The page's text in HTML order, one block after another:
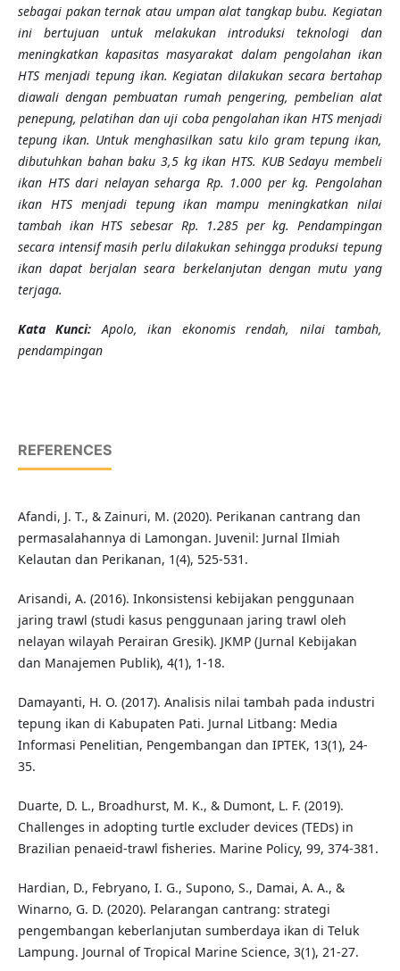
sebagai pakan ternak atau umpan alat tangkap bubu. Kegiatan
ini bertujuan untuk melakukan introduksi teknologi dan
meningkatkan kapasitas masyarakat dalam pengolahan ikan
HTS menjadi tepung ikan. Kegiatan dilakukan secara bertahap
diawali dengan pembuatan rumah pengering, pembelian alat
penepung, pelatihan dan uji coba pengolahan ikan HTS menjadi
tepung ikan. Untuk menghasilkan satu kilo gram tepung ikan,
dibutuhkan bahan baku 3,5 kg ikan HTS. KUB Sedayu membeli
ikan HTS dari nelayan seharga Rp. 1.000 per kg. Pengolahan
ikan HTS menjadi tepung ikan mampu meningkatkan nilai
tambah ikan HTS sebesar Rp. 1.285 per kg.Pendampingan
secara intensif masih perlu dilakukan sehingga produksi tepung
ikan dapat berjalan seara berkelanjutan dengan mutu yang
terjaga.
Kata Kunci: Apolo, ikan ekonomis rendah, nilai tambah,
pendampingan
REFERENCES
Afandi, J. T., & Zainuri, M. (2020). Perikanan cantrang dan
permasalahannya di Lamongan. Juvenil: Jurnal Ilmiah
Kelautan dan Perikanan, 1(4), 525-531.
Arisandi, A. (2016). Inkonsistensi kebijakan penggunaan
jaring trawl (studi kasus penggunaan jaring trawl oleh
nelayan wilayah Perairan Gresik). JKMP (Jurnal Kebijakan
dan Manajemen Publik), 4(1), 1-18.
Damayanti, H. O. (2017). Analisis nilai tambah pada industri
tepung ikan di Kabupaten Pati. Jurnal Litbang: Media
Informasi Penelitian, Pengembangan dan IPTEK, 13(1), 24-
35.
Duarte, D. L., Broadhurst, M. K., & Dumont, L. F. (2019).
Challenges in adopting turtle excluder devices (TEDs) in
Brazilian penaeid-trawl fisheries. Marine Policy, 99, 374-381.
Hardian, D., Febryano, I. G., Supono, S., Damai, A. A., &
Winarno, G. D. (2020). Pelarangan cantrang: strategi
pengembangan keberlanjutan sumberdaya ikan di Teluk
Lampung. Journal of Tropical Marine Science, 3(1), 21-27.